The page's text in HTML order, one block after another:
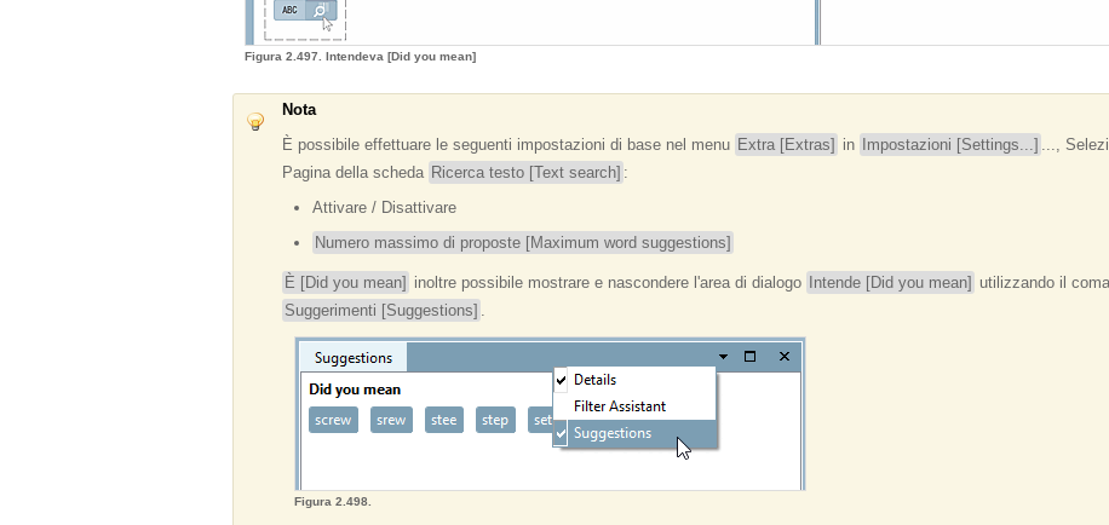
Figura 2.497. Intendeva [Did you mean]
Nota
È possibile effettuare le seguenti impostazioni di base nel menu Extra [Extras] in Impostazioni [Settings...] ...,
Pagina della scheda Ricerca testo [Text search] :
Attivare / Disattivare
Numero massimo di proposte [Maximum word suggestions]
È [Did you mean] inoltre possibile mostrare e nascondere l'area di dialogo Intende [Did you mean] utilizzando il
Suggerimenti [Suggestions] .
Figura 2.498.